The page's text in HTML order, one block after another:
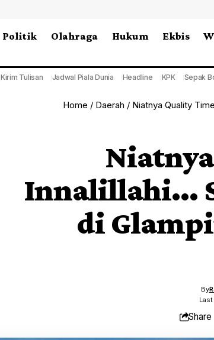
Politik Olahraga Hukum Ekbis
Kirim Tulisan Jadwal Piala Dunia Headline KPK Sepak
Home / Daerah / Niatnya Quality
Innalillahi…
di
By
Share